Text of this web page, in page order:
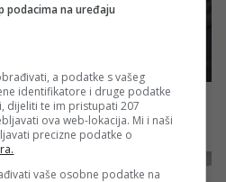
podacima na uređaju
a podatke s vašeg
identifikatore i druge podatke
dijeliti te im pristupati 207
ova web-lokacija. Mi i naši
precizne podatke o
vaše osobne podatke na